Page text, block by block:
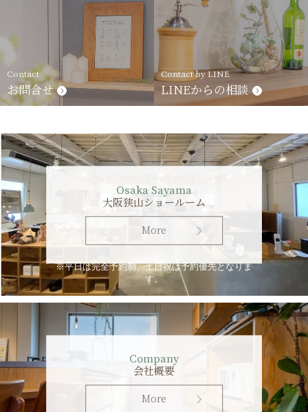
Contact
お問合せ
Contact by LINE
LINEからの相談
Osaka Sayama
大阪狭山ショールーム
More
※平日は完全予約制、土日祝は予約優先となりま
す。
Company
会社概要
More